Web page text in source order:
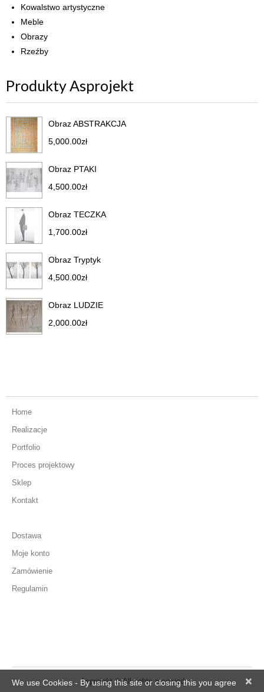
Kowalstwo artystyczne
Meble
Obrazy
Rzeźby
Produkty Asprojekt
Obraz ABSTRAKCJA
5,000.00zł
Obraz PTAKI
4,500.00zł
Obraz TECZKA
1,700.00zł
Obraz Tryptyk
4,500.00zł
Obraz LUDZIE
2,000.00zł
Home
Realizacje
Portfolio
Proces projektowy
Sklep
Kontakt
Dostawa
Moje konto
Zamówienie
Regulamin
Asprojekt © All rights reserved ×
We use Cookies - By using this site or closing this you agree